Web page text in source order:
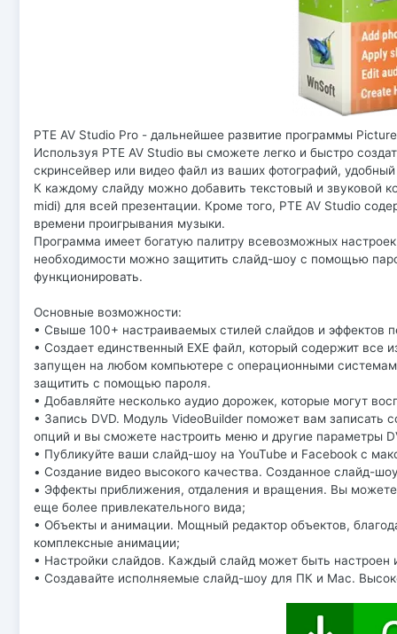
PTE AV Studio Pro - дальнейшее развитие программы
Используя PTE AV Studio вы сможете легко и быстро
скринсейвер или видео файл из ваших фотографий,
К каждому слайду можно добавить текстовый и звуковой
midi) для всей презентации. Кроме того, PTE AV Studio
времени проигрывания музыки.
Программа имеет богатую палитру всевозможных
необходимости можно защитить слайд-шоу с помощью
функционировать.
Основные возможности:
• Свыше 100+ настраиваемых стилей слайдов и эффектов
• Создает единственный EXE файл, который содержит
запущен на любом компьютере с операционными
защитить с помощью пароля.
• Добавляйте несколько аудио дорожек, которые могут
• Запись DVD. Модуль VideoBuilder поможет вам записать
опций и вы сможете настроить меню и другие параметры
• Публикуйте ваши слайд-шоу на YouTube и Facebook с
• Создание видео высокого качества. Созданное слайд-
• Эффекты приближения, отдаления и вращения. Вы
еще более привлекательного вида;
• Объекты и анимации. Мощный редактор объектов,
комплексные анимации;
• Настройки слайдов. Каждый слайд может быть настроен
• Создавайте исполняемые слайд-шоу для ПК и Mac.